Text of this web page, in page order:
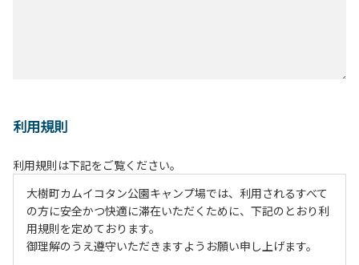
利用規則
利用規則は下記をご覧ください。
大樹町カムイコタン公園キャンプ場では、利用されるすべて
の方に安全かつ快適に滞在いただくために、下記のとおり利
用規則を定めております。
御理解のうえ遵守いただきますようお願い申し上げます。